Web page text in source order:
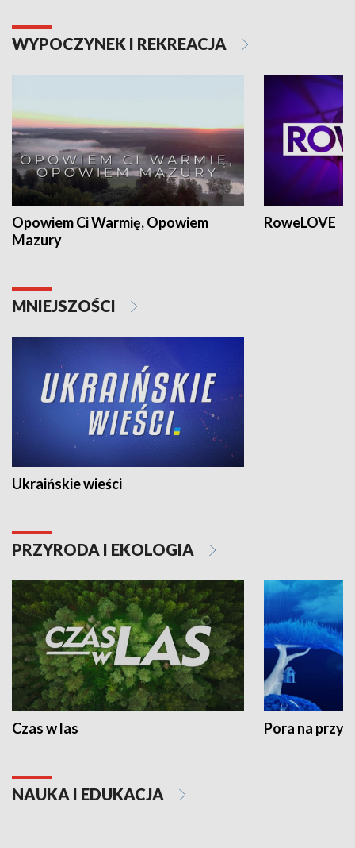
WYPOCZYNEK I REKREACJA
Opowiem Ci Warmię, Opowiem
Mazury
RoweLOVE
MNIEJSZOŚCI
Ukraińskie wieści
PRZYRODA I EKOLOGIA
Czas w las Pora na
NAUKA I EDUKACJA